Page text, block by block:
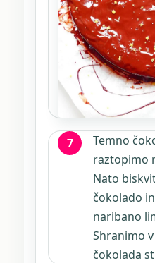
Temno
raztopimo
Nato
čokolado
naribano
Shranimo
čokolada